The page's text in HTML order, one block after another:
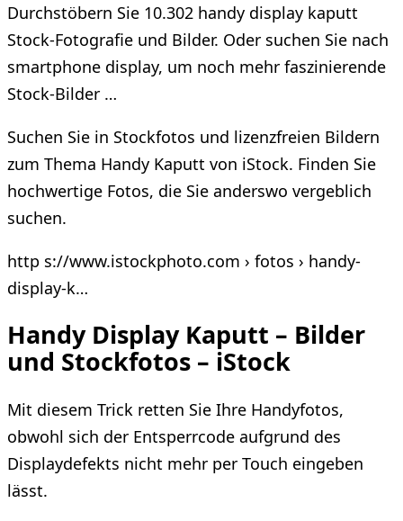
Durchstöbern Sie 10.302 handy display kaputt
Stock-Fotografie und Bilder. Oder suchen Sie nach
smartphone display, um noch mehr faszinierende
Stock-Bilder …
Suchen Sie in Stockfotos und lizenzfreien Bildern
zum Thema Handy Kaputt von iStock. Finden Sie
hochwertige Fotos, die Sie anderswo vergeblich
suchen.
http s://www.istockphoto.com › fotos › handy-
display-k…
Handy Display Kaputt – Bilder
und Stockfotos – iStock
Mit diesem Trick retten Sie Ihre Handyfotos,
obwohl sich der Entsperrcode aufgrund des
Displaydefekts nicht mehr per Touch eingeben
lässt.